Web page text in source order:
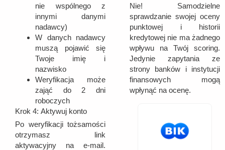
nie wspólnego z
innymi danymi
nadawcy)
W danych nadawcy
muszą pojawić się
Twoje imię i
nazwisko
Weryfikacja może
zająć do 2 dni
roboczych
Krok 4: Aktywuj konto
Po weryfikacji tożsamości
otrzymasz link
aktywacyjny na e-mail.
Nie! Samodzielne
sprawdzanie swojej oceny
punktowej i historii
kredytowej nie ma żadnego
wpływu na Twój scoring.
Jedynie zapytania ze
strony banków i instytucji
finansowych mogą
wpłynąć na ocenę.